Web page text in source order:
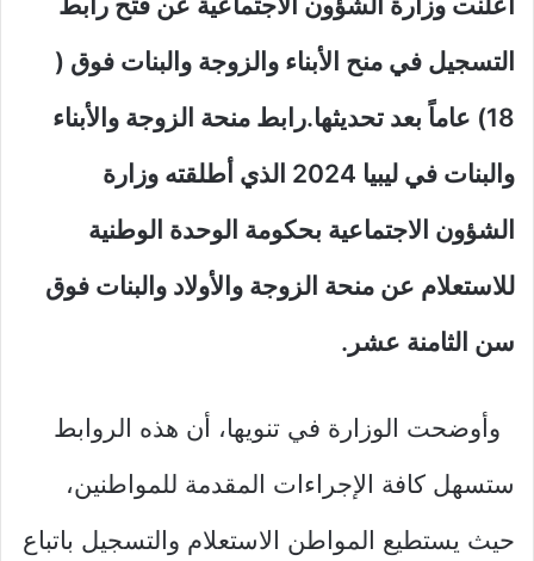
التسجيل في منح الأبناء والزوجة والبنات فوق (
18) عاماً بعد تحديثها.رابط منحة الزوجة والأبناء
والبنات في ليبيا 2024 الذي أطلقته وزارة
الشؤون الاجتماعية بحكومة الوحدة الوطنية
للاستعلام عن منحة الزوجة والأولاد والبنات فوق
سن الثامنة عشر.
وأوضحت الوزارة في تنويها، أن هذه الروابط
ستسهل كافة الإجراءات المقدمة للمواطنين،
حيث يستطيع المواطن الاستعلام والتسجيل باتباع